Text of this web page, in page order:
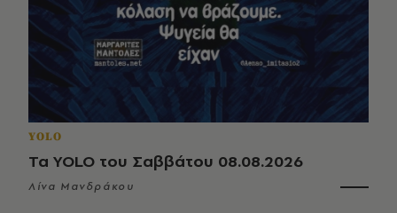
YOLO
Τα YOLO του Σαββάτου 08.08.2026
Λίνα Μανδράκου